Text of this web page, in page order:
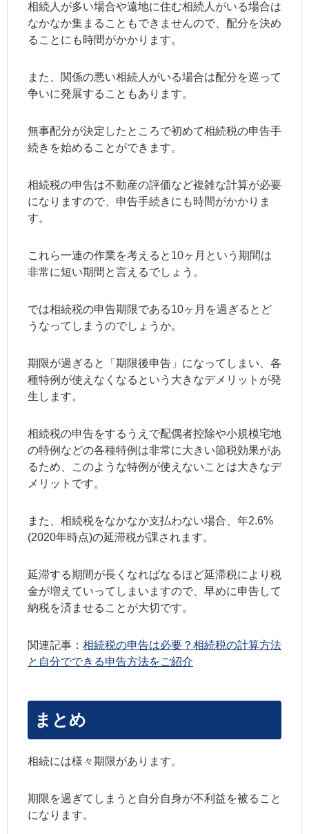
相続人が多い場合や遠地に住む相続人がいる場合は
なかなか集まることもできませんので、配分を決め
ることにも時間がかかります。
また、関係の悪い相続人がいる場合は配分を巡って
争いに発展することもあります。
無事配分が決定したところで初めて相続税の申告手
続きを始めることができます。
相続税の申告は不動産の評価など複雑な計算が必要
になりますので、申告手続きにも時間がかかりま
す。
これら一連の作業を考えると10ヶ月という期間は
非常に短い期間と言えるでしょう。
では相続税の申告期限である10ヶ月を過ぎるとど
うなってしまうのでしょうか。
期限が過ぎると「期限後申告」になってしまい、各
種特例が使えなくなるという大きなデメリットが発
生します。
相続税の申告をするうえで配偶者控除や小規模宅地
の特例などの各種特例は非常に大きい節税効果があ
るため、このような特例が使えないことは大きなデ
メリットです。
また、相続税をなかなか支払わない場合、年2.6%
(2020年時点)の延滞税が課されます。
延滞する期間が長くなればなるほど延滞税により税
金が増えていってしまいますので、早めに申告して
納税を済ませることが大切です。
関連記事： 相続税の申告は必要？相続税の計算方法
と自分でできる申告方法をご紹介
まとめ
相続には様々期限があります。
期限を過ぎてしまうと自分自身が不利益を被ること
になります。